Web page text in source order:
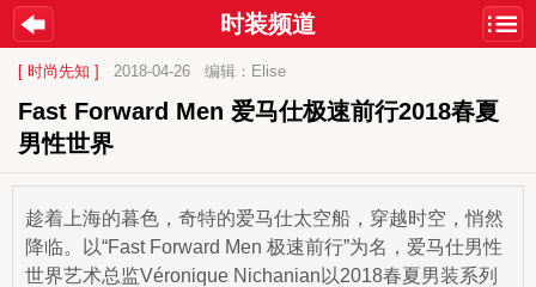
时装频道
[ 时尚先知 ] 2018-04-26 编辑：Elise
Fast Forward Men 爱马仕极速前行2018春夏
男性世界
趁着上海的暮色，奇特的爱马仕太空船，穿越时空，悄然
降临。以“Fast Forward Men 极速前行”为名，爱马仕男性
世界艺术总监Véronique Nichanian以2018春夏男装系列